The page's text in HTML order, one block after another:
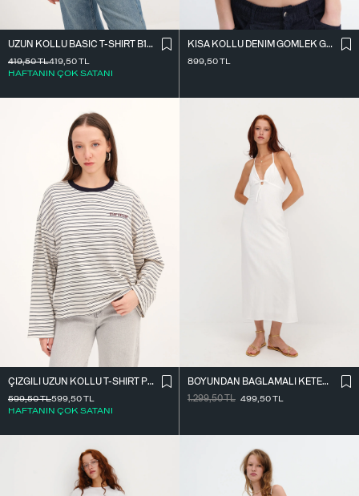
UZUN KOLLU BASIC T-SHIRT B10571
419,50TL
HAFTANIN ÇOK SATANI
419,50TL
KISA KOLLU DENIM GÖMLEK G17600
899,50TL
ÇIZGILI UZUN KOLLU T-SHIRT P10522
599,50TL
HAFTANIN ÇOK SATANI
599,50TL
BOYUNDAN BAĞLAMALI KETEN KARIŞIMLI ELBISE E17497
1.299,50TL 499,50TL